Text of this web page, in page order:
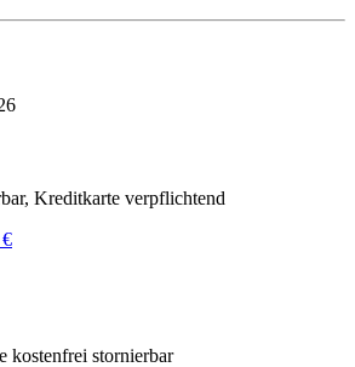
Kreditkarte verpflichtend
kostenfrei stornierbar